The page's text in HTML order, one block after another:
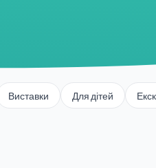
Виставки Для дітей